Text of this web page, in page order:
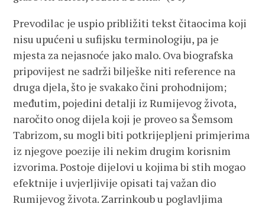
Prevodilac je uspio približiti tekst čitaocima koji
nisu upućeni u sufijsku terminologiju, pa je
mjesta za nejasnoće jako malo. Ova biografska
pripovijest ne sadrži bilješke niti reference na
druga djela, što je svakako čini prohodnijom;
međutim, pojedini detalji iz Rumijevog života,
naročito onog dijela koji je proveo sa Šemsom
Tabrizom, su mogli biti potkrijepljeni primjerima
iz njegove poezije ili nekim drugim korisnim
izvorima. Postoje dijelovi u kojima bi stih mogao
efektnije i uvjerljivije opisati taj važan dio
Rumijevog života. Zarrinkoub u poglavljima